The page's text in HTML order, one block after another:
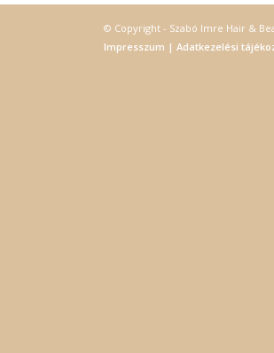
© Copyright - Szabó Imre Hair &
Impresszum | Adatkezelési